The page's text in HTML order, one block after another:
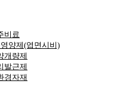
비료
양제(엽면시비)
개량제
발근제
경자재